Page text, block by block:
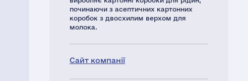
починаючи з асептичних картонних
коробок з двосхилим верхом для
молока.
Сайт компанії